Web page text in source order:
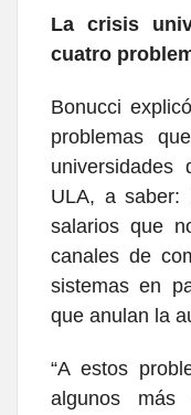
La crisis
cuatro
Bonucci
problemas
ULA, a saber:
salarios que
canales de
sistemas en
que anulan la
“A estos
algunos